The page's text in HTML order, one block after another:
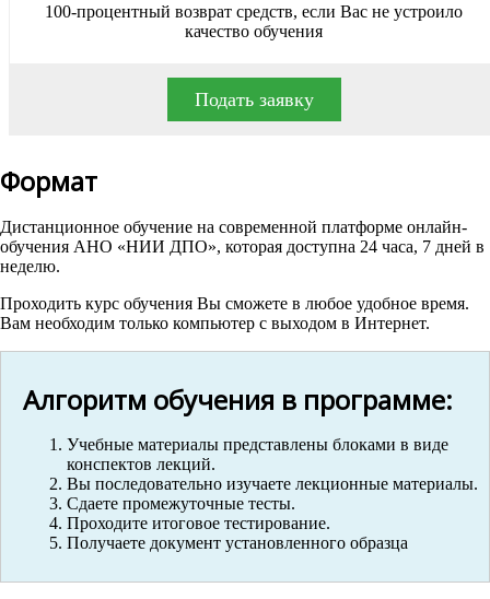
100-процентный возврат средств, если Вас не устроило
качество обучения
Подать заявку
Формат
Дистанционное обучение на современной платформе онлайн-
обучения АНО «НИИ ДПО», которая доступна 24 часа, 7 дней в
неделю.
Проходить курс обучения Вы сможете в любое удобное время.
Вам необходим только компьютер с выходом в Интернет.
Алгоритм обучения в программе:
Учебные материалы представлены блоками в виде
конспектов лекций.
Вы последовательно изучаете лекционные материалы.
Сдаете промежуточные тесты.
Проходите итоговое тестирование.
Получаете документ установленного образца